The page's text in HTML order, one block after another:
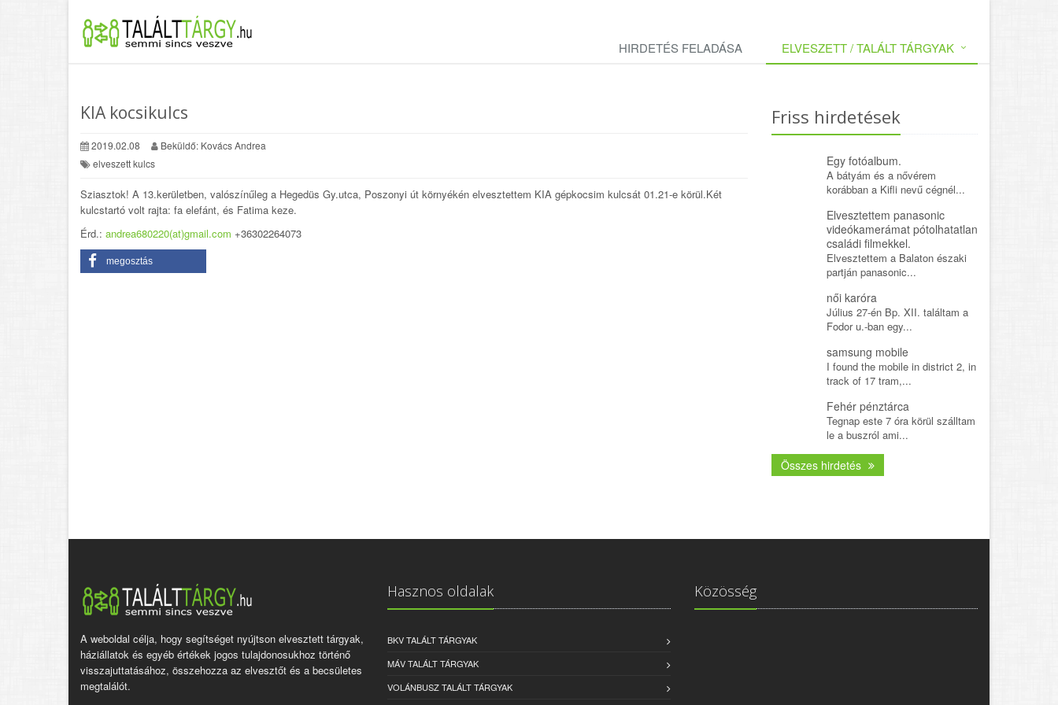
HIRDETÉS FELADÁSA ELVESZETT / TALÁLT TÁRGYAK
KIA kocsikulcs
2019.02.08
Beküldő: Kovács Andrea
elveszett kulcs
Sziasztok! A 13.kerületben, valószínűleg a Hegedüs Gy.utca, Poszonyi út környékén elvesztettem KIA gépkocsim kulcsát 01.21-e körül.Két
kulcstartó volt rajta: fa elefánt, és Fatima keze.
Érd.: andrea680220(at)gmail.com +36302264073
megosztás
Friss hirdetések
Egy fotóalbum.
A bátyám és a nővérem
korábban a Kifli nevű cégnél...
Elvesztettem panasonic
videókamerámat pótolhatatlan
családi filmekkel.
Elvesztettem a Balaton északi
partján panasonic...
női karóra
Július 27-én Bp. XII. találtam a
Fodor u.-ban egy...
samsung mobile
I found the mobile in district 2, in
track of 17 tram,...
Fehér pénztárca
Tegnap este 7 óra körül szálltam
le a buszról ami...
Összes hirdetés
A weboldal célja, hogy segítséget nyújtson elvesztett tárgyak,
háziállatok és egyéb értékek jogos tulajdonosukhoz történő
visszajuttatásához, összehozza az elvesztőt és a becsületes
megtalálót.
Hasznos oldalak
BKV TALÁLT TÁRGYAK
MÁV TALÁLT TÁRGYAK
VOLÁNBUSZ TALÁLT TÁRGYAK
Közösség